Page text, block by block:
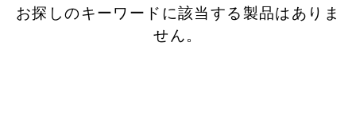
お探しのキーワードに該当する製品はありま
せん。